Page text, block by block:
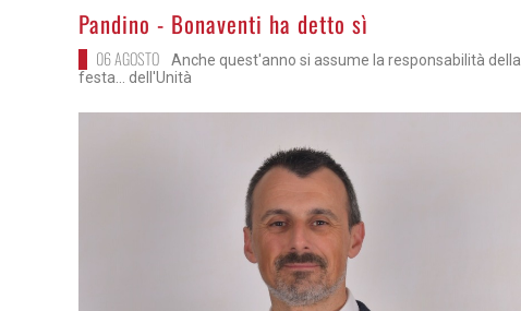
>
Pandino - Bonaventi ha detto sì
06 AGOSTO
Anche quest'anno si assume la responsabilità della
festa... dell'Unità